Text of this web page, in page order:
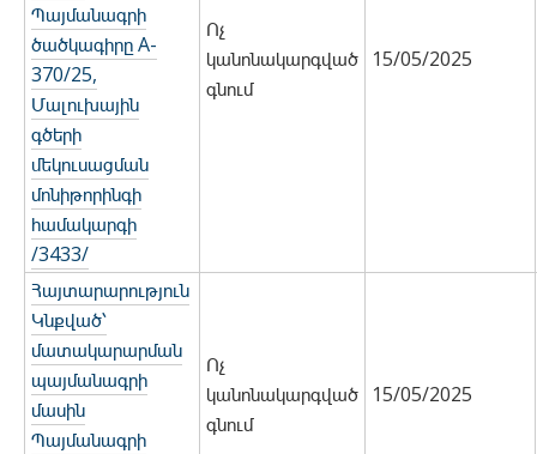
Պայմանագրի
ծածկագիրը A-
370/25,
Մալուխային
գծերի
մեկուսացման
մոնիթորինգի
համակարգի
/3433/
Ոչ
կանոնակարգված
գնում
15/05/2025
Հայտարարություն
Կնքված՝
մատակարարման
պայմանագրի
մասին
Պայմանագրի
Ոչ
կանոնակարգված
գնում
15/05/2025